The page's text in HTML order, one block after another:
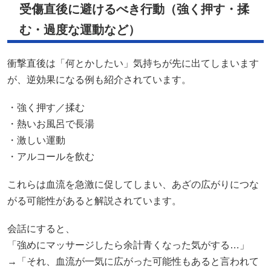
受傷直後に避けるべき行動（強く押す・揉
む・過度な運動など）
衝撃直後は「何とかしたい」気持ちが先に出てしまいます
が、逆効果になる例も紹介されています。
・強く押す／揉む
・熱いお風呂で長湯
・激しい運動
・アルコールを飲む
これらは血流を急激に促してしまい、あざの広がりにつな
がる可能性があると解説されています。
会話にすると、
「強めにマッサージしたら余計青くなった気がする…」
→「それ、血流が一気に広がった可能性もあると言われて